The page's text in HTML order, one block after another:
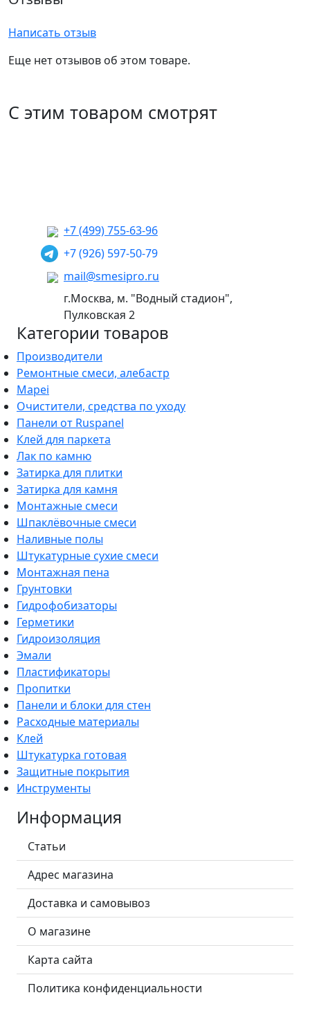
Написать отзыв
Еще нет отзывов об этом товаре.
С этим товаром смотрят
+7 (499) 755-63-96
+7 (926) 597-50-79
mail@smesipro.ru
г.Москва, м. "Водный стадион",
Пулковская 2
Категории товаров
Производители
Ремонтные смеси, алебастр
Mapei
Очистители, средства по уходу
Панели от Ruspanel
Клей для паркета
Лак по камню
Затирка для плитки
Затирка для камня
Монтажные смеси
Шпаклёвочные смеси
Наливные полы
Штукатурные сухие смеси
Монтажная пена
Грунтовки
Гидрофобизаторы
Герметики
Гидроизоляция
Эмали
Пластификаторы
Пропитки
Панели и блоки для стен
Расходные материалы
Клей
Штукатурка готовая
Защитные покрытия
Инструменты
Информация
Статьи
Адрес магазина
Доставка и самовывоз
О магазине
Карта сайта
Политика конфиденциальности